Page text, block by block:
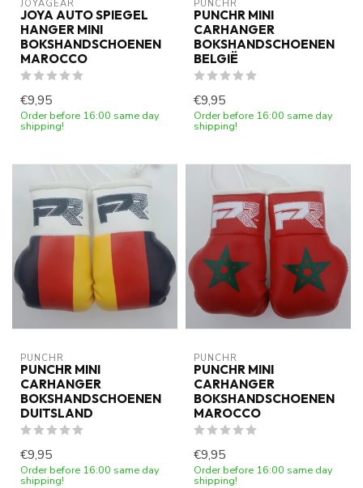
JOYAGEAR
JOYA AUTO SPIEGEL
HANGER MINI
BOKSHANDSCHOENEN
MAROCCO
€9,95
Order before 16:00 same day
shipping!
PUNCHR
PUNCHR MINI
CARHANGER
BOKSHANDSCHOENEN
BELGIË
€9,95
Order before 16:00 same day
shipping!
PUNCHR
PUNCHR MINI
CARHANGER
BOKSHANDSCHOENEN
DUITSLAND
€9,95
Order before 16:00 same day
shipping!
PUNCHR
PUNCHR MINI
CARHANGER
BOKSHANDSCHOENEN
MAROCCO
€9,95
Order before 16:00 same day
shipping!